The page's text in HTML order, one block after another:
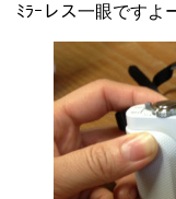
ﾐﾗｰレス一眼ですよ